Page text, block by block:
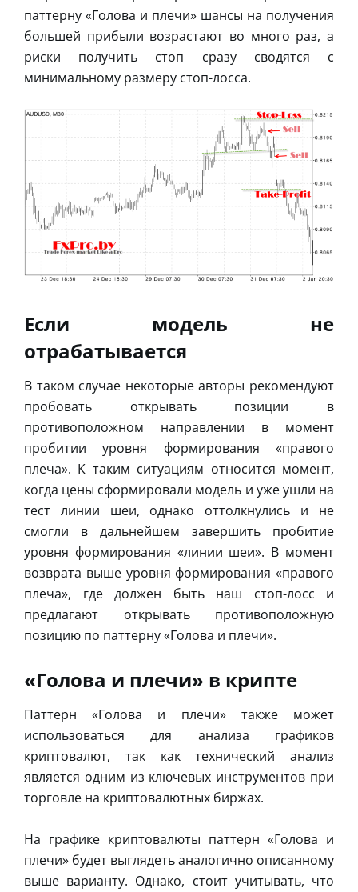
паттерну «Голова и плечи» шансы на получения
большей прибыли возрастают во много раз, а
риски получить стоп сразу сводятся с
минимальному размеру стоп-лосса.
Если модель не
отрабатывается
В таком случае некоторые авторы рекомендуют
пробовать открывать позиции в
противоположном направлении в момент
пробитии уровня формирования «правого
плеча». К таким ситуациям относится момент,
когда цены сформировали модель и уже ушли на
тест линии шеи, однако оттолкнулись и не
смогли в дальнейшем завершить пробитие
уровня формирования «линии шеи». В момент
возврата выше уровня формирования «правого
плеча», где должен быть наш стоп-лосс и
предлагают открывать противоположную
позицию по паттерну «Голова и плечи».
«Голова и плечи» в крипте
Паттерн «Голова и плечи» также может
использоваться для анализа графиков
криптовалют, так как технический анализ
является одним из ключевых инструментов при
торговле на криптовалютных биржах.
На графике криптовалюты паттерн «Голова и
плечи» будет выглядеть аналогично описанному
выше варианту. Однако, стоит учитывать, что